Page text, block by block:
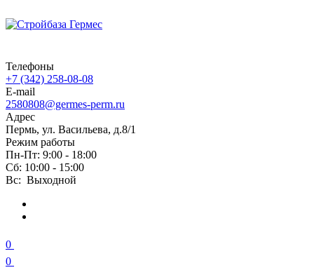
Телефоны
+7 (342) 258-08-08
E-mail
2580808@germes-perm.ru
Адрес
Пермь, ул. Васильева, д.8/1
Режим работы
Пн-Пт: 9:00 - 18:00
Сб: 10:00 - 15:00
Вс: Выходной
0
0